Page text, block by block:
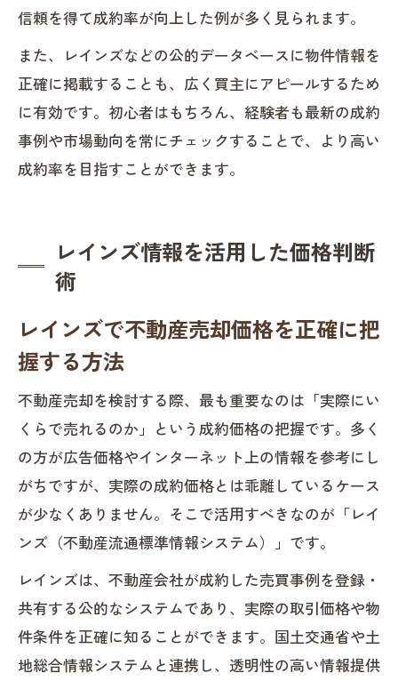
信頼を得て成約率が向上した例が多く見られます。
また、レインズなどの公的データベースに物件情報を
正確に掲載することも、広く買主にアピールするため
に有効です。初心者はもちろん、経験者も最新の成約
事例や市場動向を常にチェックすることで、より高い
成約率を目指すことができます。
レインズ情報を活用した価格判断
術
レインズで不動産売却価格を正確に把
握する方法
不動産売却を検討する際、最も重要なのは「実際にい
くらで売れるのか」という成約価格の把握です。多く
の方が広告価格やインターネット上の情報を参考にし
がちですが、実際の成約価格とは乖離しているケース
が少なくありません。そこで活用すべきなのが「レイ
ンズ（不動産流通標準情報システム）」です。
レインズは、不動産会社が成約した売買事例を登録・
共有する公的なシステムであり、実際の取引価格や物
件条件を正確に知ることができます。国土交通省や土
地総合情報システムと連携し、透明性の高い情報提供